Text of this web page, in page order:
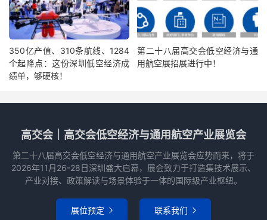
350亿产值、310条航线、1284
个起降点：这份深圳低空经济成
绩单，够硬核！
第二十八届高交会低空经济与通
用航空展招展进行中！
高交会｜高交会低空经济与通用航空产业展览会
第二十八届高交会低空经济与通用航空产业展览会应势而来，将于
2026年11月26-28日深圳盛大启幕，展会致力于打造集技术展示、
产业对接、政策解读与场景体验于一体的国际级产业枢纽。
展位预定  联系我们 